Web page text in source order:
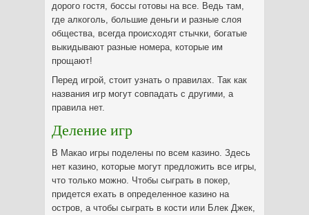
дорого гостя, боссы готовы на все. Ведь там,
где алкоголь, большие деньги и разные слоя
общества, всегда происходят стычки, богатые
выкидывают разные номера, которые им
прощают!
Перед игрой, стоит узнать о правилах. Так как
названия игр могут совпадать с другими, а
правила нет.
Деление игр
В Макао игры поделены по всем казино. Здесь
нет казино, которые могут предложить все игры,
что только можно. Чтобы сыграть в покер,
придется ехать в определенное казино на
остров, а чтобы сыграть в кости или Блек Джек,